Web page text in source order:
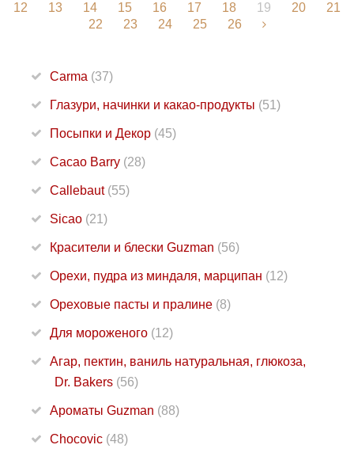
12
13 14 15 16 17 18 19 20
21
22
23 24 25 26
Carma (37)
Глазури, начинки и какао-продукты (51)
Посыпки и Декор (45)
Cacao Barry (28)
Callebaut (55)
Sicao (21)
Красители и блески Guzman (56)
Орехи, пудра из миндаля, марципан (12)
Ореховые пасты и пралине (8)
Для мороженого (12)
Агар, пектин, ваниль натуральная, глюкоза,
Dr. Bakers (56)
Ароматы Guzman (88)
Chocovic (48)